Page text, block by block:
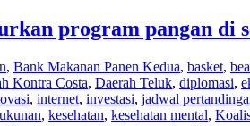
program pangan di
, Bank Makanan Panen Kedua, basket,
Kontra Costa, Daerah Teluk, diplomasi,
, internet, investasi, jadwal
, kesehatan, kesehatan mental,